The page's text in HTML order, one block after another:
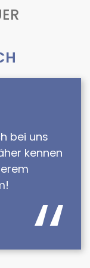
bei uns
kennen